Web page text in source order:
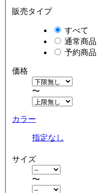
販売タイプ
すべて
通常商品
予約商品
価格
〜
カラー
指定なし
サイズ
〜